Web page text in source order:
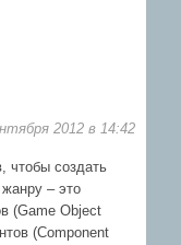
2012 в 14:42
чтобы создать
– это
(Game Object
(Component